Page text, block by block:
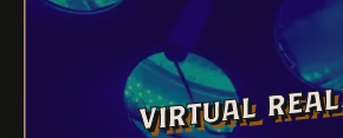
virtual